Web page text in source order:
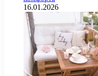
16.01.2026